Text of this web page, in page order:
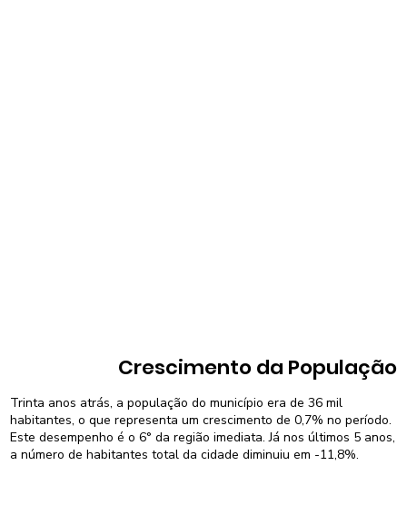
Crescimento da População
Trinta anos atrás, a população do município era de 36 mil
habitantes, o que representa um crescimento de 0,7% no período.
Este desempenho é o 6° da região imediata. Já nos últimos 5 anos,
a número de habitantes total da cidade diminuiu em -11,8%.